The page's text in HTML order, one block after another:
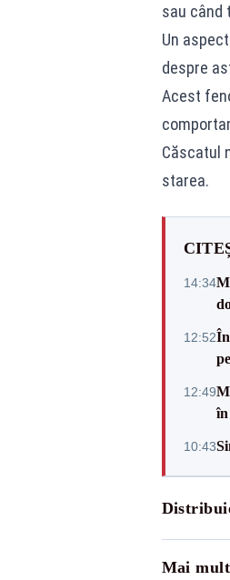
sau când
Un
despre
Acest
Căscatul
starea.
14:34
12:52
12:49
în
10:43
Mai